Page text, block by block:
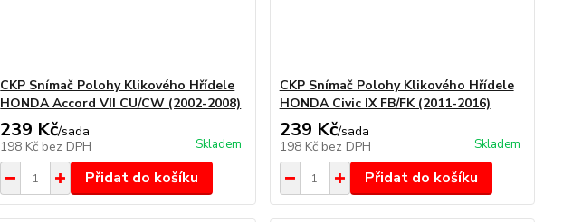
CKP Snímač Polohy Klikového Hřídele
HONDA Accord VII CU/CW (2002-2008)
239 Kč/sada
198 Kč bez DPH Skladem
Přidat do košíku
CKP Snímač Polohy Klikového Hřídele
HONDA Civic IX FB/FK (2011-2016)
239 Kč/sada
198 Kč bez DPH Skladem
Přidat do košíku